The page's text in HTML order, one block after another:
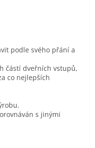
podle svého přání a
částí dveřních vstupů,
co nejlepších
s jinými